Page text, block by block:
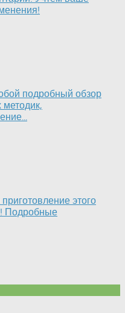
подробный обзор
методик,
этого
Подробные